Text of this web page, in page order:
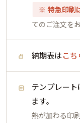
※ 特急印刷
てのご注文を
納期表はこ
テンプレート
ます。
熱が加わる印